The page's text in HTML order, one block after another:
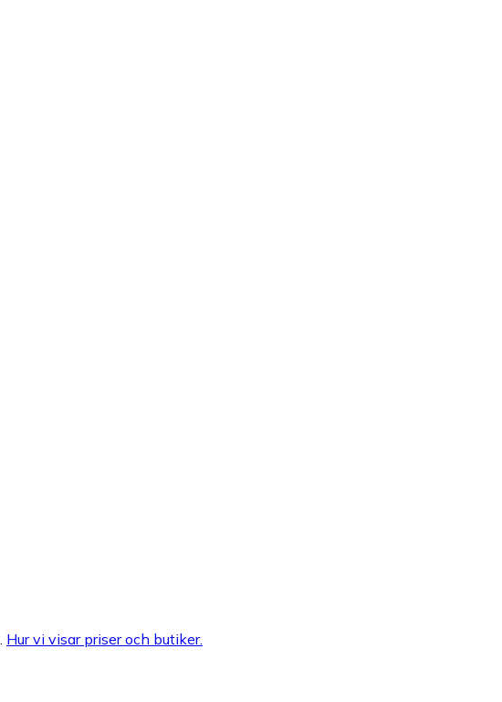
Hur vi visar priser och butiker.